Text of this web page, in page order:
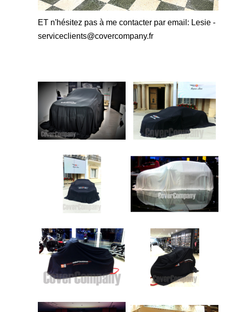
ET n'hésitez pas à me contacter par email: Lesie -
serviceclients@covercompany.fr